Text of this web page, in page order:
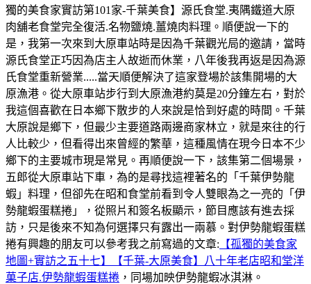
獨的美食家實訪第101家-千葉美食】源氏食堂.夷隅鐵道大原
肉舖老食堂完全復活.名物鹽燒.薑燒肉料理。順便說一下的
是，我第一次來到大原車站時是因為千葉觀光局的邀請，當時
源氏食堂正巧因為店主人故逝而休業，八年後我再返是因為源
氏食堂重新營業.....當天順便解決了這家登場於該集開場的大
原漁港。從大原車站步行到大原漁港約莫是20分鐘左右，對於
我這個喜歡在日本鄉下散步的人來說是恰到好處的時間。千葉
大原說是鄉下，但最少主要道路兩邊商家林立，就是來往的行
人比較少，但看得出來曾經的繁華，這種風情在現今日本不少
鄉下的主要城市現是常見。再順便說一下，該集第二個場景，
五郎從大原車站下車，為的是尋找這裡著名的「千葉伊勢龍
蝦」料理，但卻先在昭和食堂前看到令人雙眼為之一亮的「伊
勢龍蝦蛋糕捲」，從照片和簽名板顯示，節目應該有進去採
訪，只是後來不知為何選擇只有露出一兩慕。對伊勢龍蝦蛋糕
捲有興趣的朋友可以參考我之前寫過的文章: 【孤獨的美食家
地圖+實訪之五十七】【千葉-大原美食】八十年老店昭和堂洋
菓子店.伊勢龍蝦蛋糕捲 ，同場加映伊勢龍蝦冰淇淋。